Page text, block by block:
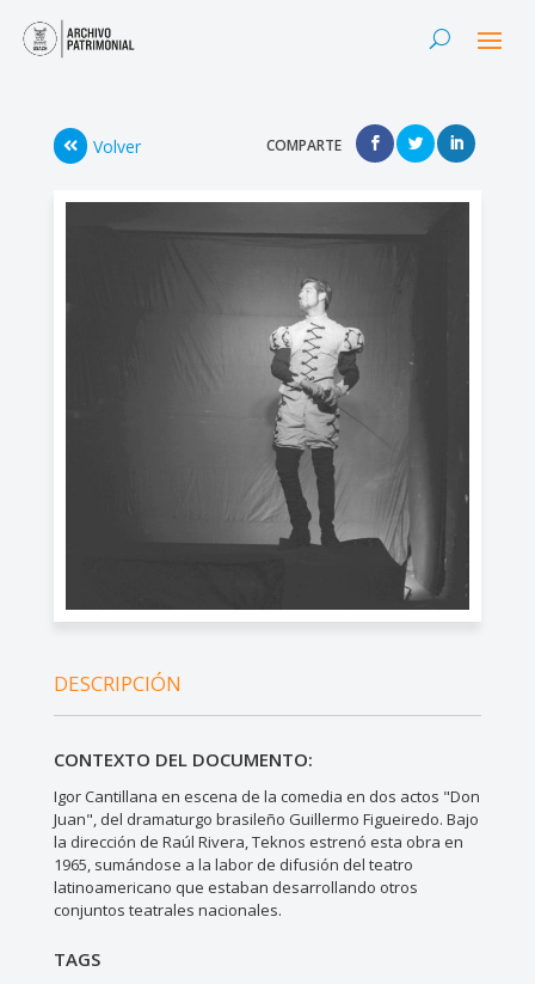
Volver COMPARTE
DESCRIPCIÓN
CONTEXTO DEL DOCUMENTO:
Igor Cantillana en escena de la comedia en dos actos "Don
Juan", del dramaturgo brasileño Guillermo Figueiredo. Bajo
la dirección de Raúl Rivera, Teknos estrenó esta obra en
1965, sumándose a la labor de difusión del teatro
latinoamericano que estaban desarrollando otros
conjuntos teatrales nacionales.
TAGS